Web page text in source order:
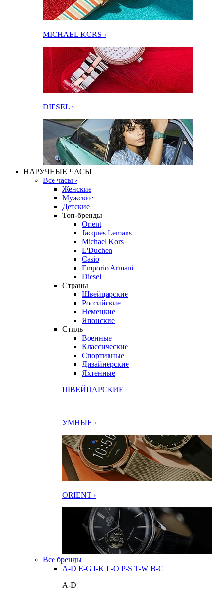
MICHAEL KORS ›
DIESEL ›
НАРУЧНЫЕ ЧАСЫ
Все часы ›
Женские
Мужские
Детские
Топ-бренды
Orient
Jacques Lemans
Michael Kors
L'Duchen
Casio
Emporio Armani
Diesel
Страны
Швейцарские
Российские
Немецкие
Японские
Стиль
Военные
Классические
Спортивные
Дизайнерские
Яхтенные
ШВЕЙЦАРСКИЕ ›
УМНЫЕ ›
ORIENT ›
Все бренды
A-D E-G I-K L-O P-S T-W В-С
A-D